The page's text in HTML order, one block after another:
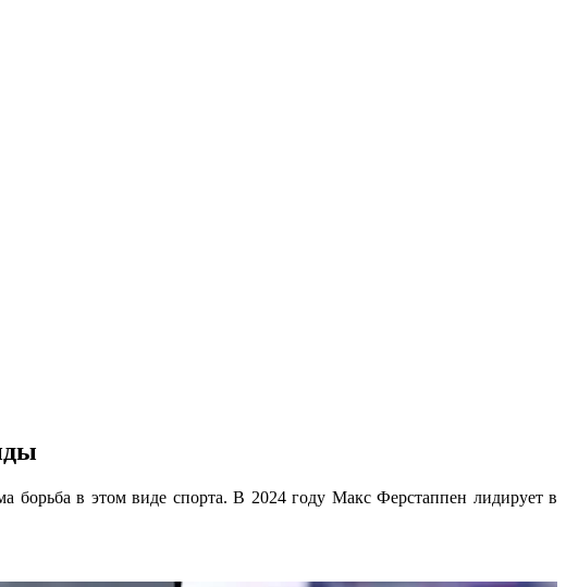
борьба в этом виде спорта. В 2024 году Макс Ферстаппен лидирует в